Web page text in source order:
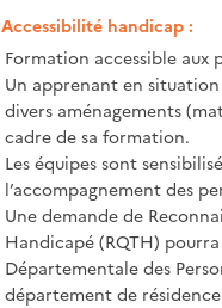
Accessibilité handicap :
Formation accessible aux
Un apprenant en
divers aménagements
cadre de sa formation.
Les équipes sont
l’accompagnement des
Une demande de
Handicapé (RQTH)
Départementale des
département de